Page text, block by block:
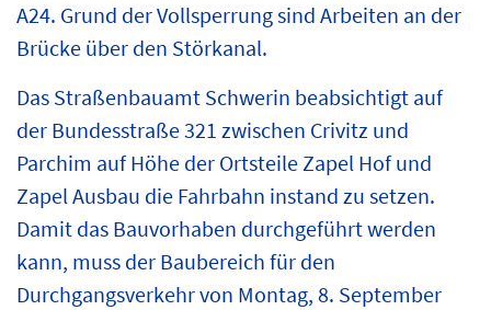
A24. Grund der Vollsperrung sind Arbeiten an der
Brücke über den Störkanal.
Das Straßenbauamt Schwerin beabsichtigt auf
der Bundesstraße 321 zwischen Crivitz und
Parchim auf Höhe der Ortsteile Zapel Hof und
Zapel Ausbau die Fahrbahn instand zu setzen.
Damit das Bauvorhaben durchgeführt werden
kann, muss der Baubereich für den
Durchgangsverkehr von Montag, 8. September